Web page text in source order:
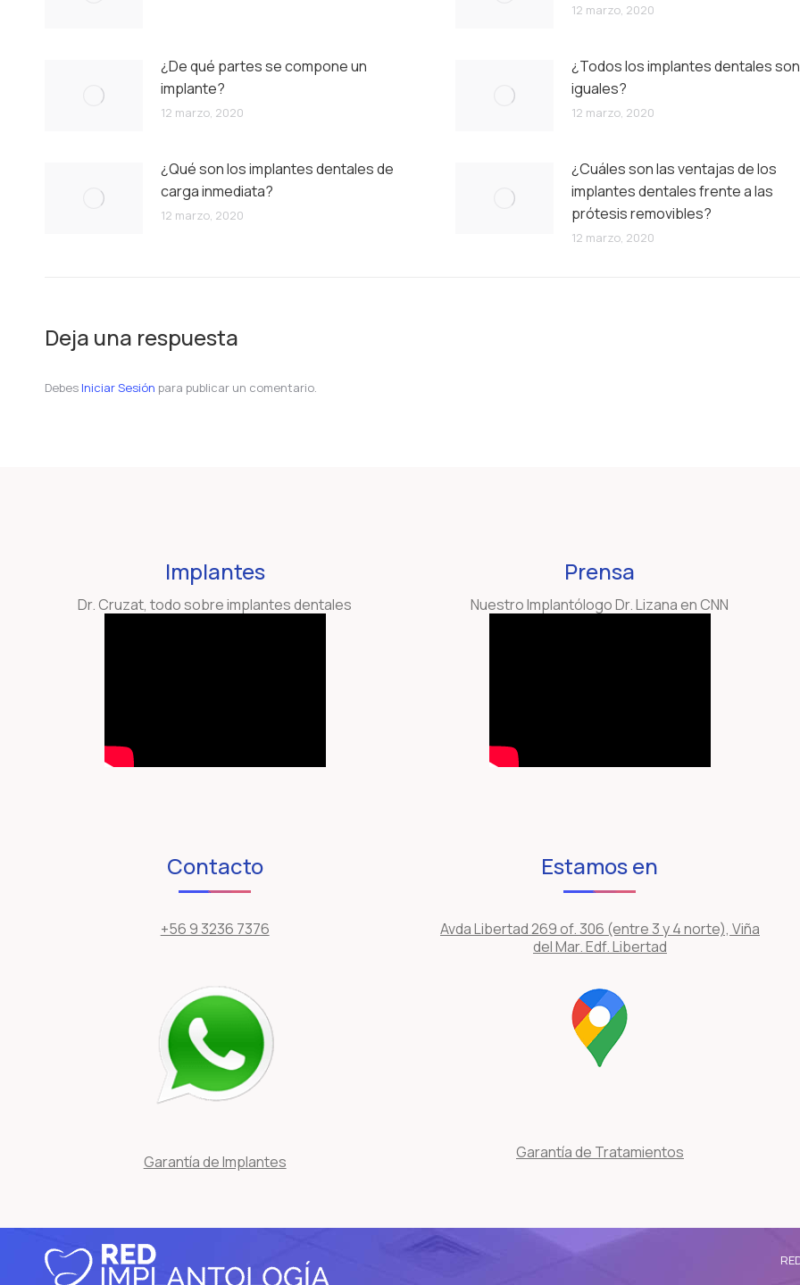
12 marzo, 2020
¿De qué partes se compone un
implante?
12 marzo, 2020
¿Todos los implantes dentales son
iguales?
12 marzo, 2020
¿Qué son los implantes dentales de
carga inmediata?
12 marzo, 2020
¿Cuáles son las ventajas de los
implantes dentales frente a las
prótesis removibles?
12 marzo, 2020
Deja una respuesta
Debes Iniciar Sesión para publicar un comentario.
Implantes
Dr. Cruzat, todo sobre implantes dentales
Contacto
+56 9 3236 7376
Garantía de Implantes
Prensa
Nuestro Implantólogo Dr. Lizana en CNN
Estamos en
Avda Libertad 269 of. 306 (entre 3 y 4 norte), Viña
del Mar. Edf. Libertad
Garantía de Tratamientos